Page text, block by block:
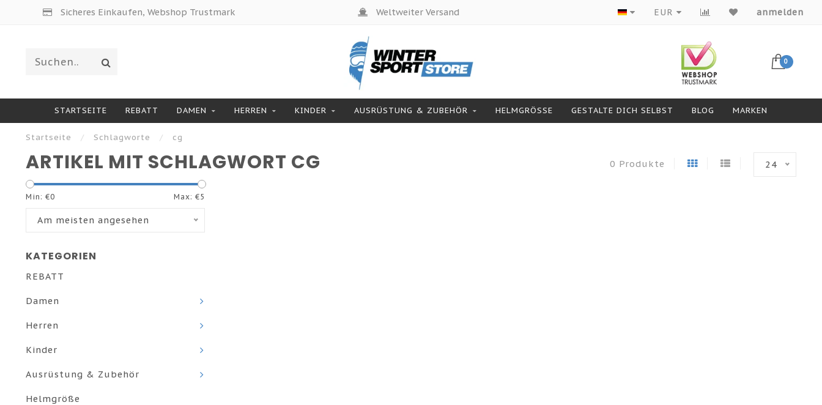
Sicheres Einkaufen, Webshop Trustmark Weltweiter Versand Produkte von Top-Marken
EUR anmelden
0
STARTSEITE REBATT DAMEN HERREN KINDER AUSRÜSTUNG & ZUBEHÖR HELMGRÖSSE GESTALTE DICH SELBST BLOG MARKEN
Startseite / Schlagworte / cg
ARTIKEL MIT SCHLAGWORT CG 0 Produkte 24
Min: €0 Max: €5
Am meisten angesehen
KATEGORIEN
REBATT
Damen
Herren
Kinder
Ausrüstung & Zubehör
Helmgröße